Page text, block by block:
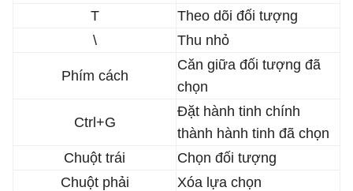
T
Theo dõi đối tượng
\
Thu nhỏ
Phím cách
Căn giữa đối tượng đã
chọn
Ctrl+G
Đặt hành tinh chính
thành hành tinh đã chọn
Chuột trái
Chọn đối tượng
Chuột phải
Xóa lựa chọn